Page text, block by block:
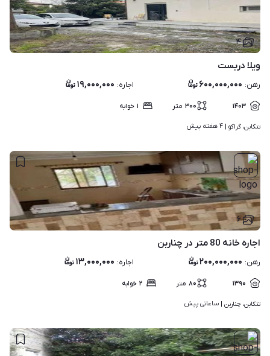
۴
ویلا دربست
رهن: ۶۰۰,۰۰۰,۰۰۰ اجاره: ۱۹,۰۰۰,۰۰۰
۱۴۰۳ ۳۰۰ متر ۱ خوابه
تنکابن، گراکو | ۴ هفته پیش
۶
اجاره خانه 80 متر در چناربن
رهن: ۲۰۰,۰۰۰,۰۰۰ اجاره: ۱۳,۰۰۰,۰۰۰
۱۳۹۰ ۸۰ متر ۲ خوابه
تنکابن، چناربن | ساعاتی پیش